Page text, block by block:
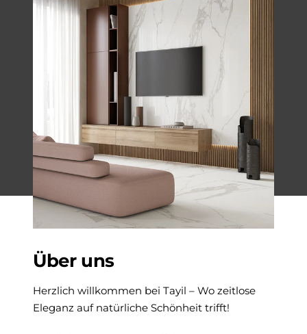
Über uns
Herzlich willkommen bei Tayil – Wo zeitlose
Eleganz auf natürliche Schönheit trifft!